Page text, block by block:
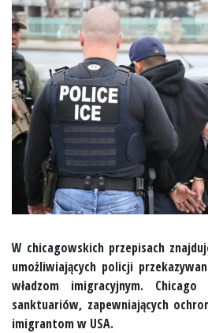
W chicagowskich przepisach
umożliwiających policji
władzom imigracyjnym.
sanktuariów, zapewniających
imigrantom w USA.